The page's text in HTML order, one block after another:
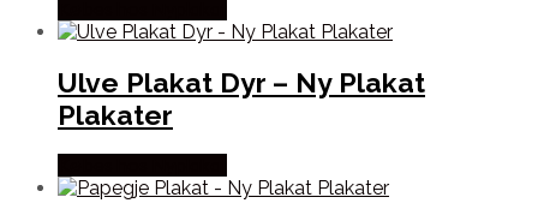
Ulve Plakat Dyr – Ny Plakat
Plakater